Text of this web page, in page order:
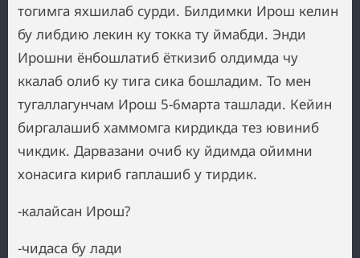
тогимга яхшилаб сурди. Билдимки Ирош келин
бу либдию лекин ку токка ту ймабди. Энди
Ирошни ёнбошлатиб ёткизиб олдимда чу
ккалаб олиб ку тига сика бошладим. То мен
тугаллагунчам Ирош 5-6марта ташлади. Кейин
биргалашиб хаммомга кирдикда тез ювиниб
чикдик. Дарвазани очиб ку йдимда ойимни
хонасига кириб гаплашиб у тирдик.
-калайсан Ирош?
-чидаса бу лади